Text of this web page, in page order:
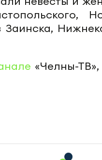
«Челны-ТВ»,